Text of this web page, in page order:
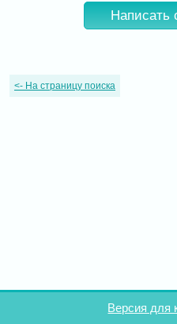
Написать
<- На страницу поиска
Версия для